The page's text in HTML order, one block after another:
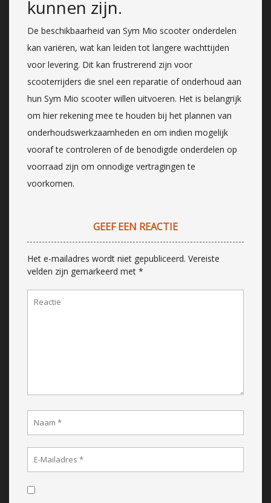
kunnen zijn.
De beschikbaarheid van Sym Mio scooter onderdelen
kan variëren, wat kan leiden tot langere wachttijden
voor levering. Dit kan frustrerend zijn voor
scooterrijders die snel een reparatie of onderhoud aan
hun Sym Mio scooter willen uitvoeren. Het is belangrijk
om hier rekening mee te houden bij het plannen van
onderhoudswerkzaamheden en om indien mogelijk
vooraf te controleren of de benodigde onderdelen op
voorraad zijn om onnodige vertragingen te
voorkomen.
GEEF EEN REACTIE
Het e-mailadres wordt niet gepubliceerd. Vereiste
velden zijn gemarkeerd met *